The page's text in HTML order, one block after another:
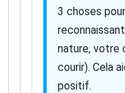
3 choses
nature, votre
courir). Cela
positif.